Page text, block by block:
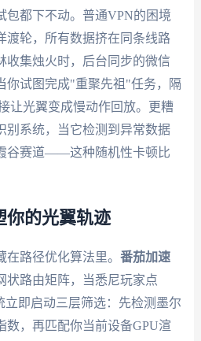
包都下不动。普通VPN的困境
渡轮，所有数据挤在同条线路
收集烛火时，后台同步的微信
你试图完成"重聚先祖"任务，隔
让光翼变成慢动作回放。更糟
别系统，当它检测到异常数据
谷赛道——这种随机性卡顿比
你的光翼轨迹
路径优化算法里。 番茄加速
状路由矩阵，当悉尼玩家点
即启动三层筛选：先检测墨尔
数，再匹配你当前设备GPU渲